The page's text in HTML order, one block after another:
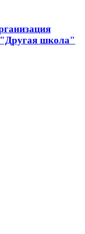
"Другая школа"